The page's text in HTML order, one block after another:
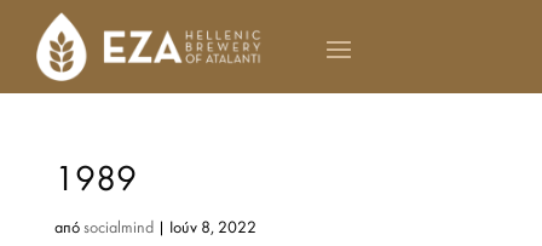
1989
από socialmind| Ιούν 8, 2022